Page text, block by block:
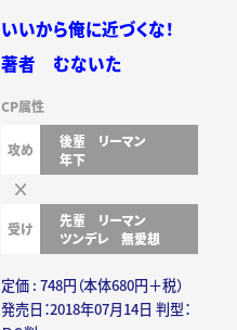
いいから俺に近づくな！
著者 むないた
CP属性
攻め 後輩
リーマン
年下
受け 先輩
リーマン
ツンデレ
無愛想
定価 : 748円（本体680円＋税）
発売日：2018年07月14日 判型：